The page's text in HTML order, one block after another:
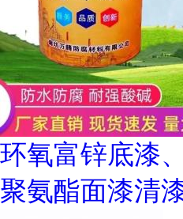
环氧富锌底漆
聚氨酯面漆清